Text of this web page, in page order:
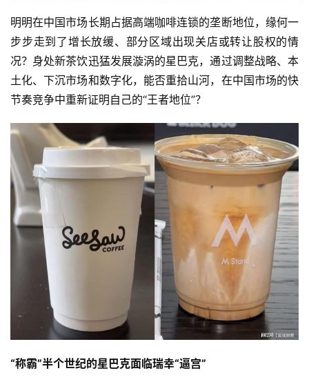
明明在中国市场长期占据高端咖啡连锁的垄断地位，缘何一
步步走到了增长放缓、部分区域出现关店或转让股权的情
况？身处新茶饮迅猛发展漩涡的星巴克，通过调整战略、本
土化、下沉市场和数字化，能否重拾山河，在中国市场的快
节奏竞争中重新证明自己的“王者地位”？
“称霸”半个世纪的星巴克面临瑞幸“逼宫”